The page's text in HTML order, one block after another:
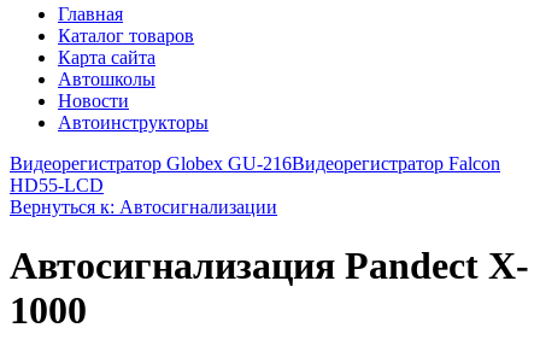
Главная
Каталог товаров
Карта сайта
Автошколы
Новости
Автоинструкторы
Видеорегистратор Globex GU-216Видеорегистратор Falcon
HD55-LCD
Вернуться к: Автосигнализации
Автосигнализация Pandect X-
1000